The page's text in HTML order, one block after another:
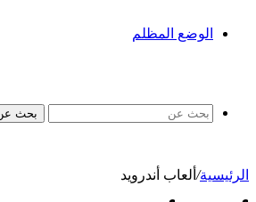
الوضع المظلم
بحث
الرئيسية/ ألعاب أندرويد